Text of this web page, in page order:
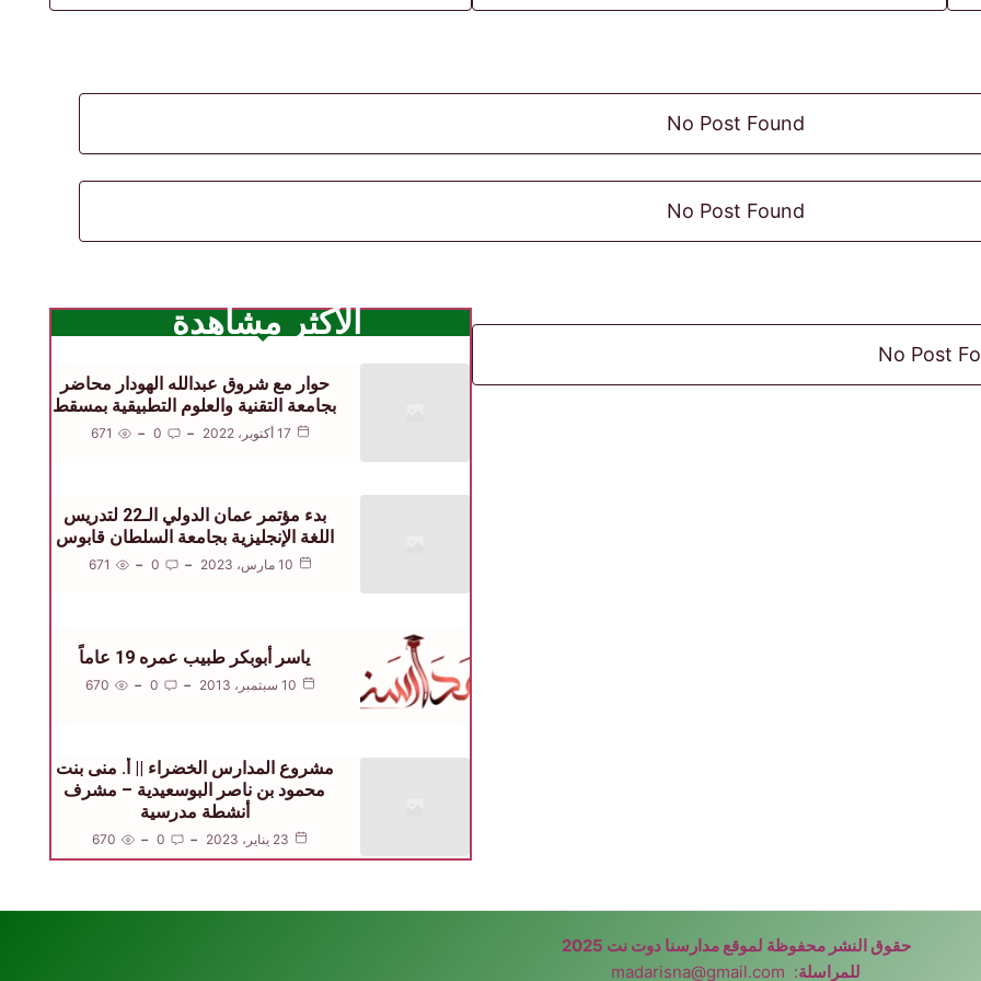
No Post Found
No Post Found
No Post
الأكثر مشاهدة
حوار مع شروق عبدالله الهودار محاضر
بجامعة التقنية والعلوم التطبيقية بمسقط
17 أكتوبر، 2022 0
671
بدء مؤتمر عمان الدولي الـ22 لتدريس
اللغة الإنجليزية بجامعة السلطان قابوس
10 مارس، 2023 0
671
ياسر أبوبكر طبيب عمره 19 عاماً
10 سبتمبر، 2013 0
670
مشروع المدارس الخضراء || أ. منى بنت
محمود بن ناصر البوسعيدية – مشرف
أنشطة مدرسية
23 يناير، 2023 0
670
حقوق النشر محفوظة لموقع مدارسنا دوت نت 2025
للمراسلة:
madarisna@gmail.com